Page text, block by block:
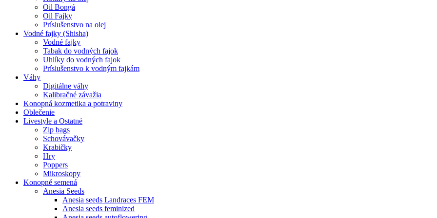
Oil Bongá
Oil Fajky
Príslušenstvo na olej
Vodné fajky (Shisha)
Vodné fajky
Tabak do vodných fajok
Uhlíky do vodných fajok
Príslušenstvo k vodným fajkám
Váhy
Digitálne váhy
Kalibračné závažia
Konopná kozmetika a potraviny
Oblečenie
Livestyle a Ostatné
Zip bags
Schovávačky
Krabičky
Hry
Poppers
Mikroskopy
Konopné semená
Anesia Seeds
Anesia seeds Landraces FEM
Anesia seeds feminized